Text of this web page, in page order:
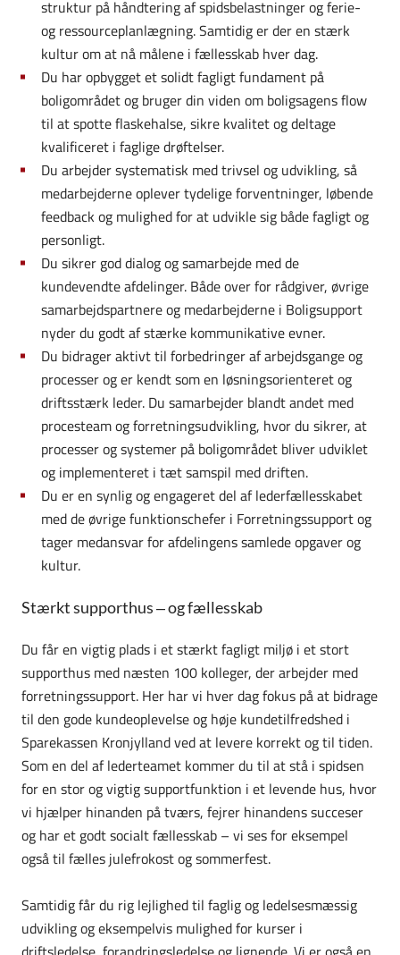
struktur på håndtering af spidsbelastninger og ferie-
og ressourceplanlægning. Samtidig er der en stærk
kultur om at nå målene i fællesskab hver dag.
Du har opbygget et solidt fagligt fundament på
boligområdet og bruger din viden om boligsagens flow
til at spotte flaskehalse, sikre kvalitet og deltage
kvalificeret i faglige drøftelser.
Du arbejder systematisk med trivsel og udvikling, så
medarbejderne oplever tydelige forventninger, løbende
feedback og mulighed for at udvikle sig både fagligt og
personligt.
Du sikrer god dialog og samarbejde med de
kundevendte afdelinger. Både over for rådgiver, øvrige
samarbejdspartnere og medarbejderne i Boligsupport
nyder du godt af stærke kommunikative evner.
Du bidrager aktivt til forbedringer af arbejdsgange og
processer og er kendt som en løsningsorienteret og
driftsstærk leder. Du samarbejder blandt andet med
procesteam og forretningsudvikling, hvor du sikrer, at
processer og systemer på boligområdet bliver udviklet
og implementeret i tæt samspil med driften.
Du er en synlig og engageret del af lederfællesskabet
med de øvrige funktionschefer i Forretningssupport og
tager medansvar for afdelingens samlede opgaver og
kultur.
Stærkt supporthus – og fællesskab
Du får en vigtig plads i et stærkt fagligt miljø i et stort
supporthus med næsten 100 kolleger, der arbejder med
forretningssupport. Her har vi hver dag fokus på at bidrage
til den gode kundeoplevelse og høje kundetilfredshed i
Sparekassen Kronjylland ved at levere korrekt og til tiden.
Som en del af lederteamet kommer du til at stå i spidsen
for en stor og vigtig supportfunktion i et levende hus, hvor
vi hjælper hinanden på tværs, fejrer hinandens succeser
og har et godt socialt fællesskab – vi ses for eksempel
også til fælles julefrokost og sommerfest.
Samtidig får du rig lejlighed til faglig og ledelsesmæssig
udvikling og eksempelvis mulighed for kurser i